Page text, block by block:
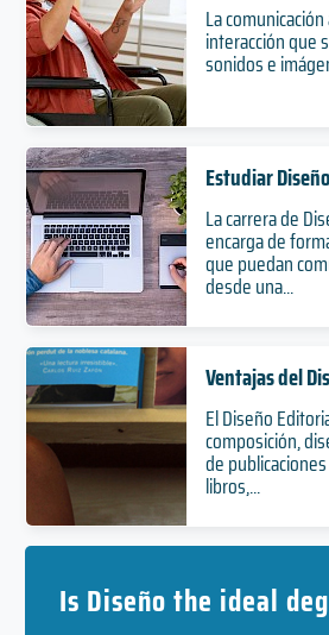
La
interacción que
sonidos e
Estudiar
La carrera de
encarga de
que puedan
desde una...
Ventajas del
El Diseño
composición,
de
libros,...
Is Diseño the ideal